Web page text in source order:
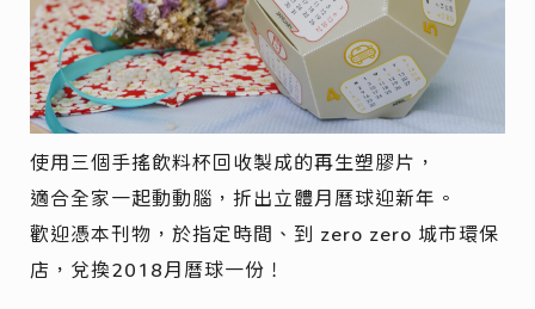
使用三個手搖飲料杯回收製成的再生塑膠片，
適合全家一起動動腦，折出立體月曆球迎新年。
歡迎憑本刊物，於指定時間、到 zero zero 城市環保
店，兌換2018月曆球一份！